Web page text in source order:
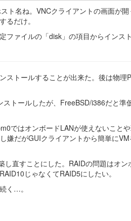
ト名ね。VNCクライアントの画面が
るだけ。
ファイルの「disk」の項目からイン
ストールすることが出来た。後は物
トールしたが、FreeBSD/i386だと
ではオンボードLANが使えないこと
嫌だがGUIクライアントから簡単に
し直すことにした。RAIDの問題はオ
じゃなくてRAID5にしたい。
く…。